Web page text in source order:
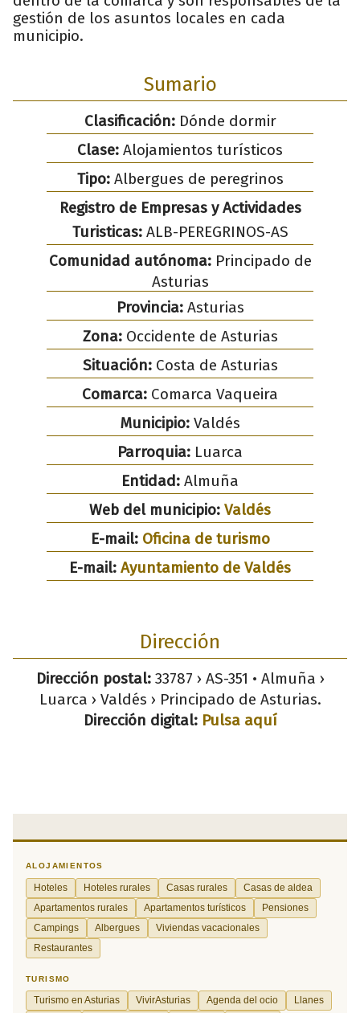
gestión de los asuntos locales en cada
municipio.
Sumario
Clasificación:Dónde dormir
Clase: Alojamientos turísticos
Tipo:Albergues de peregrinos
Registro de Empresas y Actividades
Turisticas:ALB-PEREGRINOS-AS
Comunidad autónoma:Principado de
Asturias
Provincia:Asturias
Zona:Occidente de Asturias
Situación:Costa de Asturias
Comarca: Comarca Vaqueira
Municipio: Valdés
Parroquia: Luarca
Entidad: Almuña
Web del municipio: Valdés
E-mail: Oficina de turismo
E-mail: Ayuntamiento de Valdés
Dirección
Dirección postal:33787 › AS-351 • Almuña ›
Luarca › Valdés › Principado de Asturias.
Dirección digital: Pulsa aquí